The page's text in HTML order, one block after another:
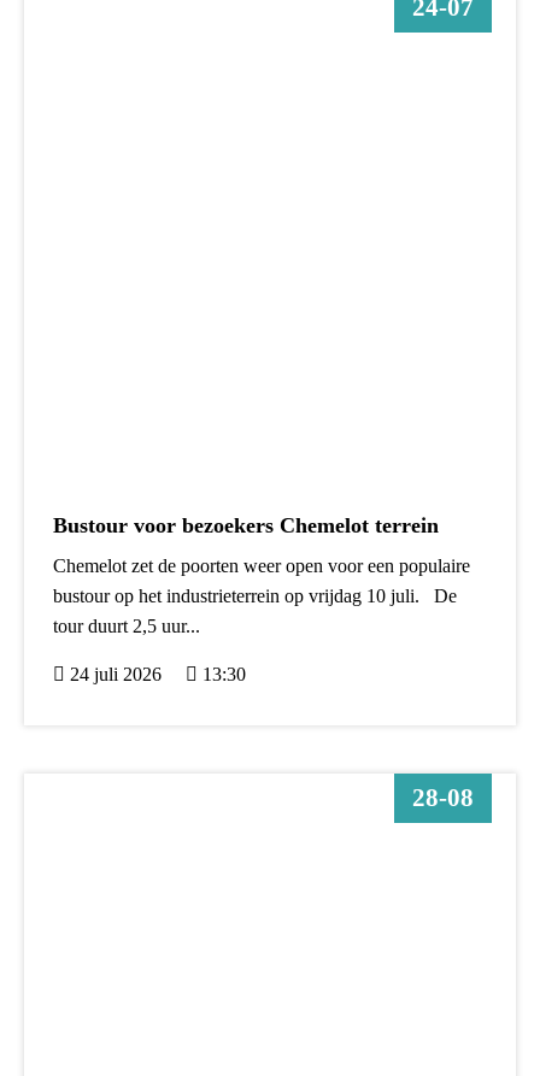
24-07
Bustour voor bezoekers Chemelot terrein
Chemelot zet de poorten weer open voor een populaire
bustour op het industrieterrein op vrijdag 10 juli. De
tour duurt 2,5 uur...
24 juli 2026 13:30
28-08